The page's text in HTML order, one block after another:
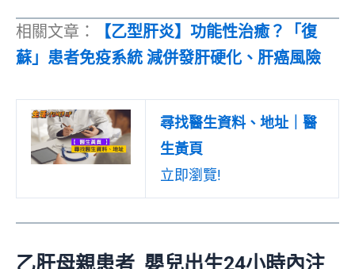
相關文章：
【乙型肝炎】功能性治癒？「復
蘇」患者免疫系統 減併發肝硬化、肝癌風險
尋找醫生資料、地址｜醫
生黃頁
立即瀏覽!
乙肝母親患者 嬰兒出生24小時內注